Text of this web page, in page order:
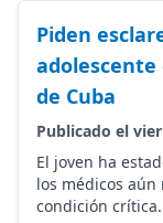
Piden
de Cuba
Publicado el
El joven ha
los médicos
condición crítica.